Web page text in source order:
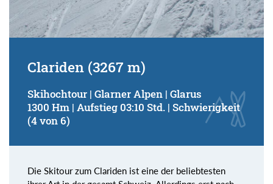
Clariden (3267 m)
Skihochtour | Glarner Alpen | Glarus
1300 Hm | Aufstieg 03:10 Std. | Schwierigkeit
(4 von 6)
Die Skitour zum Clariden ist eine der beliebtesten